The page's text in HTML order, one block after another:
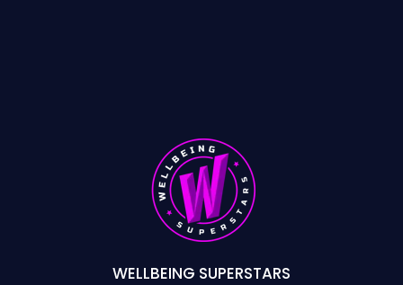
WELLBEING SUPERSTARS